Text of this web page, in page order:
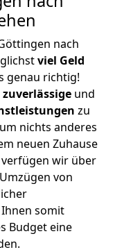
nach
viel Geld
genau richtig!
zuverlässige und
zu
nichts anderes
neuen Zuhause
wir über
von
somit
Budget eine